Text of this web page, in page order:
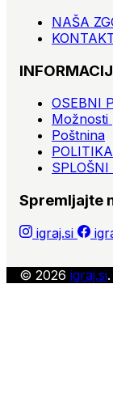
NAŠA
OSEBNI
Možnosti
Poštnina
Spremljajte
igraj.si
© 2026 igraj.si